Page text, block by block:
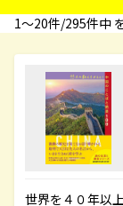
1〜20件/295件中
世界を４０年以